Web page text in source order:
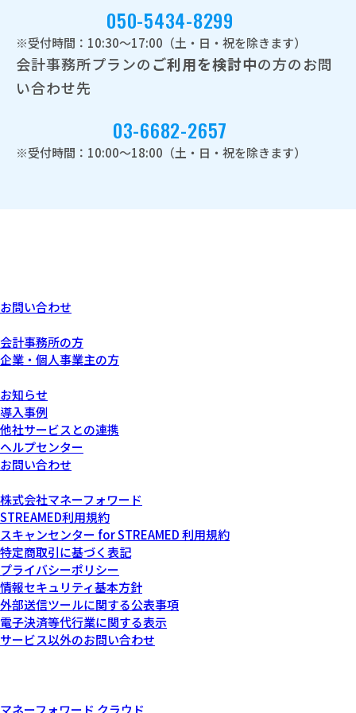
050-5434-8299
※受付時間：10:30～17:00（土・日・祝を除きます）
会計事務所プランのご利用を検討中の方のお問
い合わせ先
03-6682-2657
※受付時間：10:00～18:00（土・日・祝を除きます）
お問い合わせ
会計事務所の方
企業・個人事業主の方
お知らせ
導入事例
他社サービスとの連携
ヘルプセンター
お問い合わせ
株式会社マネーフォワード
STREAMED利用規約
スキャンセンター for STREAMED 利用規約
特定商取引に基づく表記
プライバシーポリシー
情報セキュリティ基本方針
外部送信ツールに関する公表事項
電子決済等代行業に関する表示
サービス以外のお問い合わせ
マネーフォワード クラウド